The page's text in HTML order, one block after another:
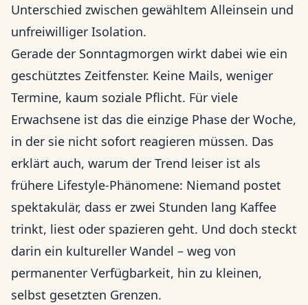
Unterschied zwischen gewähltem Alleinsein und
unfreiwilliger Isolation.
Gerade der Sonntagmorgen wirkt dabei wie ein
geschütztes Zeitfenster. Keine Mails, weniger
Termine, kaum soziale Pflicht. Für viele
Erwachsene ist das die einzige Phase der Woche,
in der sie nicht sofort reagieren müssen. Das
erklärt auch, warum der Trend leiser ist als
frühere Lifestyle-Phänomene: Niemand postet
spektakulär, dass er zwei Stunden lang Kaffee
trinkt, liest oder spazieren geht. Und doch steckt
darin ein kultureller Wandel – weg von
permanenter Verfügbarkeit, hin zu kleinen,
selbst gesetzten Grenzen.